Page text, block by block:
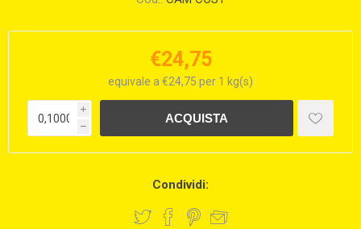
€24,75
equivale a €24,75 per 1 kg(s)
i
h
Condividi: